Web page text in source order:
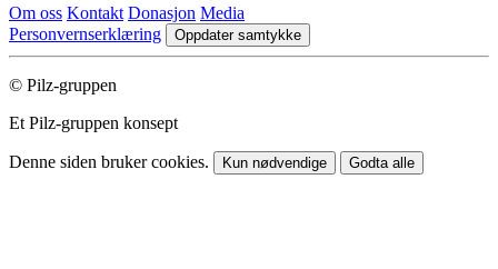
Om oss Kontakt Donasjon Media
Personvernserklæring
Oppdater samtykke
© Pilz-gruppen
Et Pilz-gruppen konsept
Denne siden bruker cookies. Kun nødvendige Godta alle